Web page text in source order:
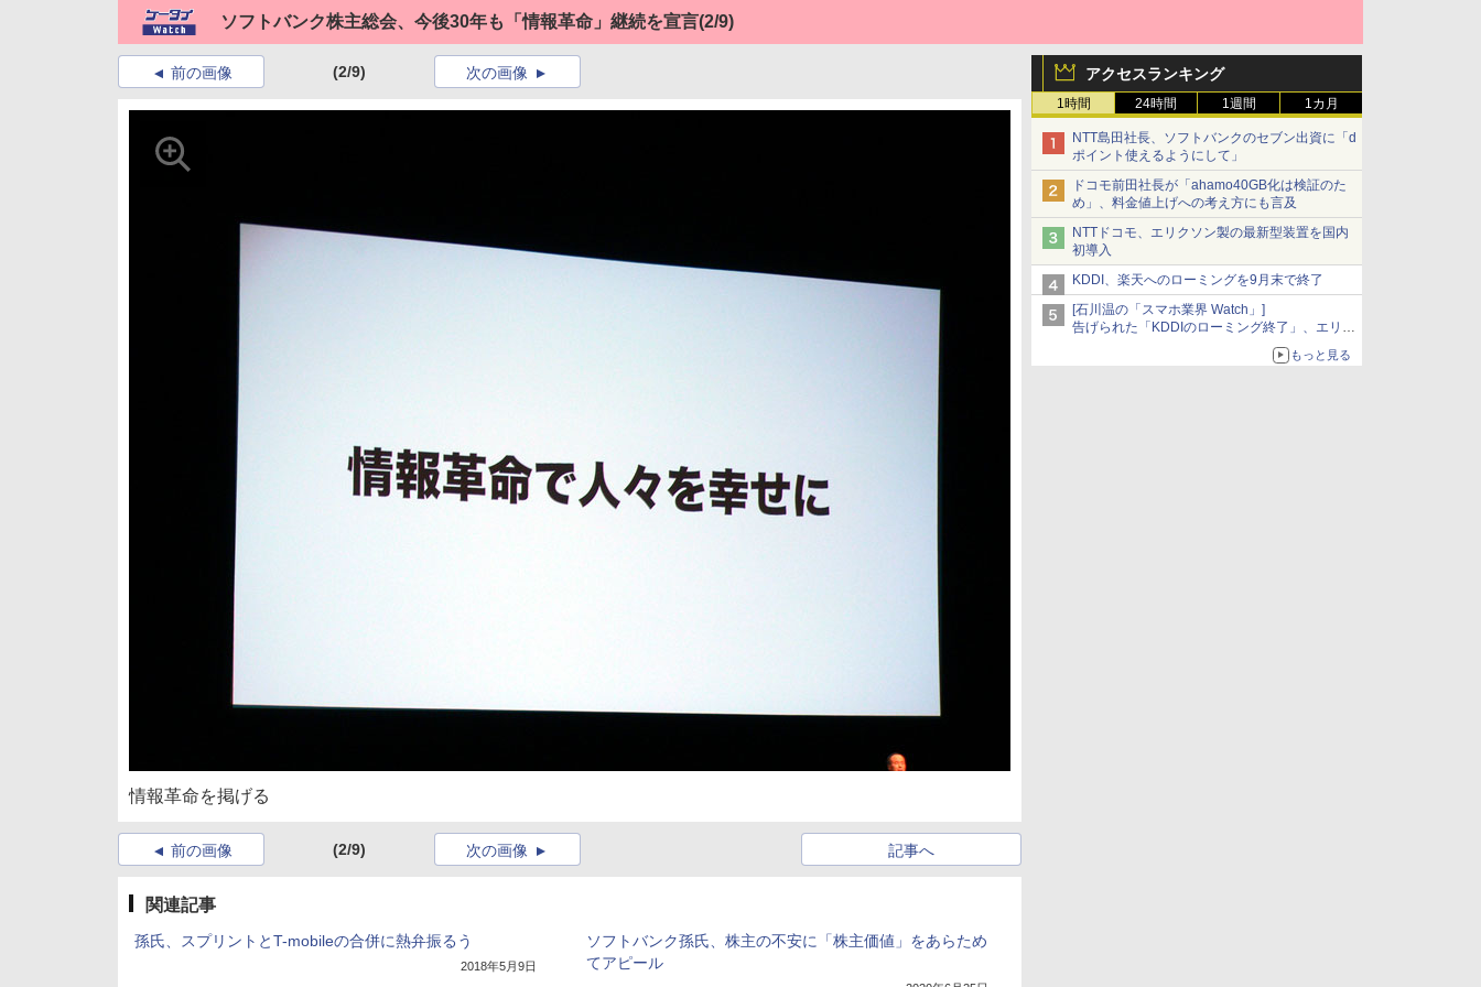
ソフトバンク株主総会、今後30年も「情報革命」継続を宣言(2/9)
アクセスランキング
1時間 24時間 1週間 1カ月
NTT島田社長、ソフトバンクのセブン出資に「d
ポイント使えるようにして」
ドコモ前田社長が「ahamo40GB化は検証のた
め」、料金値上げへの考え方にも言及
NTTドコモ、エリクソン製の最新型装置を国内
初導入
KDDI、楽天へのローミングを9月末で終了
[石川温の「スマホ業界 Watch」]
告げられた「KDDIのローミング終了」、エリア
マップの落とし穴と楽天モバイルの課題
もっと見る
前の画像 (2/9) 次の画像
情報革命を掲げる
前の画像 (2/9) 記事へ
次の画像
関連記事
孫氏、スプリントとT-mobileの合併に熱弁振るう
2018年5月9日
ソフトバンク孫氏、株主の不安に「株主価値」をあらため
てアピール